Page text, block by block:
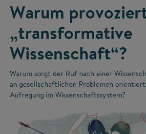
Warum
„transformative
Wissenschaft“?
Warum sorgt der Ruf nach einer
an gesellschaftlichen Problemen
Aufregung im Wissenschaftssystem?